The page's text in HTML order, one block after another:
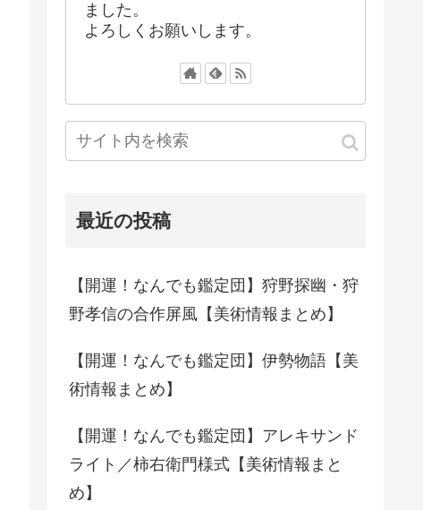
ました。
よろしくお願いします。
最近の投稿
【開運！なんでも鑑定団】狩野探幽・狩
野孝信の合作屏風【美術情報まとめ】
【開運！なんでも鑑定団】伊勢物語【美
術情報まとめ】
【開運！なんでも鑑定団】アレキサンド
ライト／柿右衛門様式【美術情報まと
め】